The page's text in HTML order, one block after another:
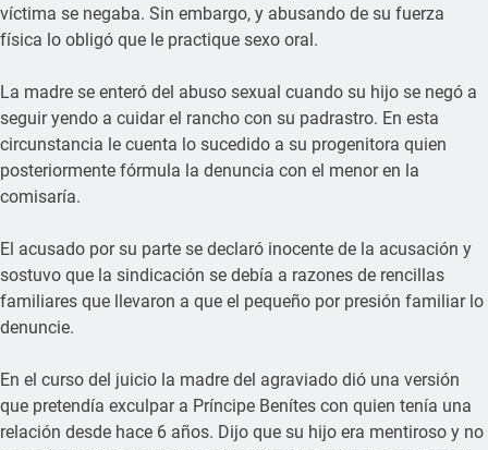
víctima se negaba. Sin embargo, y abusando de su fuerza
física lo obligó que le practique sexo oral.
La madre se enteró del abuso sexual cuando su hijo se negó a
seguir yendo a cuidar el rancho con su padrastro. En esta
circunstancia le cuenta lo sucedido a su progenitora quien
posteriormente fórmula la denuncia con el menor en la
comisaría.
El acusado por su parte se declaró inocente de la acusación y
sostuvo que la sindicación se debía a razones de rencillas
familiares que llevaron a que el pequeño por presión familiar lo
denuncie.
En el curso del juicio la madre del agraviado dió una versión
que pretendía exculpar a Príncipe Benítes con quien tenía una
relación desde hace 6 años. Dijo que su hijo era mentiroso y no